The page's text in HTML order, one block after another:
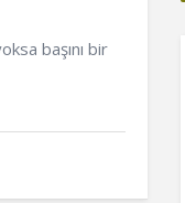
başını bir